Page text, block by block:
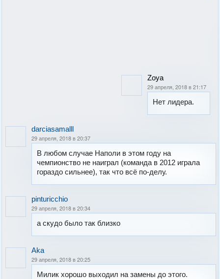
Zoya
29 апреля, 2018 в 21:17
Нет лидера.
darciasamalll
29 апреля, 2018 в 20:37
В любом случае Наполи в этом году на
чемпионство не наиграл (команда в 2012 играла
гораздо сильнее), так что всё по-делу.
pinturicchio
29 апреля, 2018 в 20:34
а скудо было так близко
Aka
29 апреля, 2018 в 20:25
Милик хорошо выходил на замены до этого.